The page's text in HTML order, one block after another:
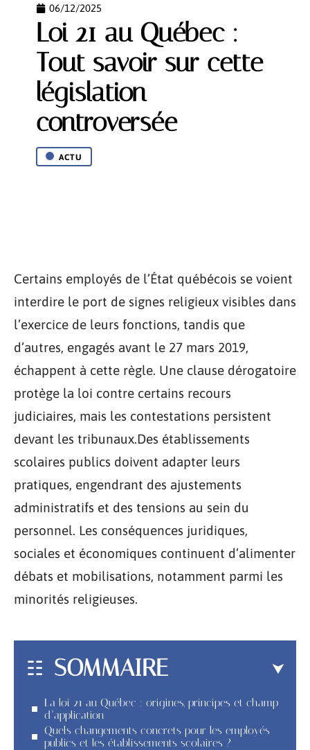
06/12/2025
Loi 21 au Québec :
Tout savoir sur cette
législation
controversée
ACTU
Certains employés de l’État québécois se voient
interdire le port de signes religieux visibles dans
l’exercice de leurs fonctions, tandis que
d’autres, engagés avant le 27 mars 2019,
échappent à cette règle. Une clause dérogatoire
protège la loi contre certains recours
judiciaires, mais les contestations persistent
devant les tribunaux.Des établissements
scolaires publics doivent adapter leurs
pratiques, engendrant des ajustements
administratifs et des tensions au sein du
personnel. Les conséquences juridiques,
sociales et économiques continuent d’alimenter
débats et mobilisations, notamment parmi les
minorités religieuses.
SOMMAIRE
La loi 21 au Québec : origines, principes et champ
d’application
Quels changements concrets pour les employés
publics et les établissements scolaires ?